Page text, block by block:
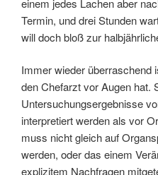
einem jedes Lachen aber
Termin, und drei Stunden
will doch bloß zur
Immer wieder überraschend
den Chefarzt vor Augen hat.
Untersuchungsergebnisse
interpretiert werden als vor
muss nicht gleich auf
werden, oder das einem
explizitem Nachfragen